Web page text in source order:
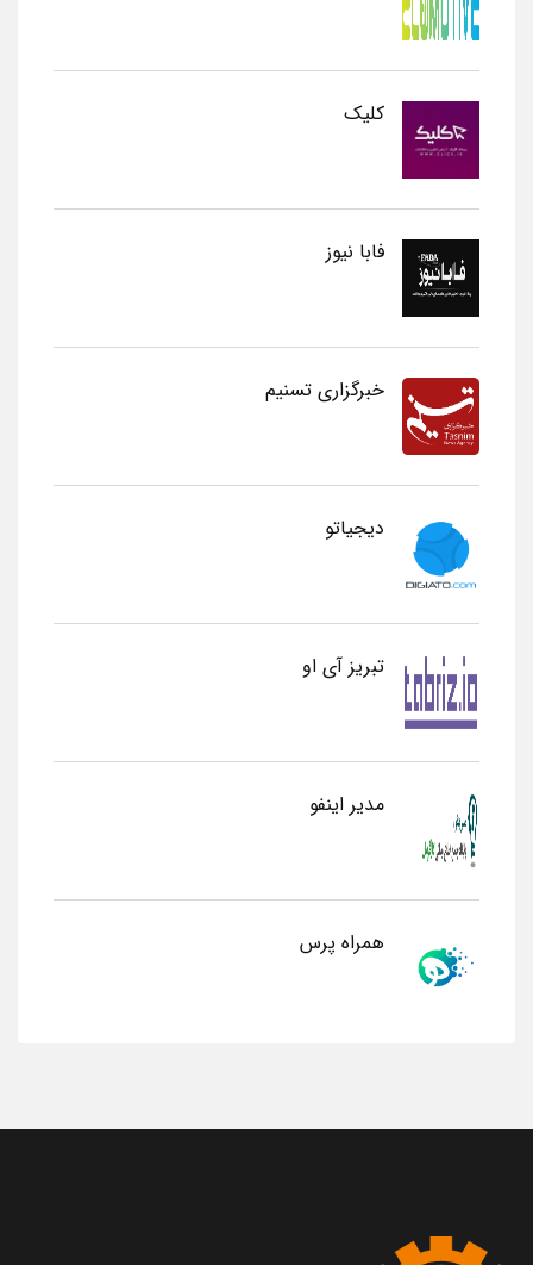
کلیک
فابا نیوز
خبرگزاری تسنیم
دیجیاتو
تبریز آی او
مدیر اینفو
همراه پرس